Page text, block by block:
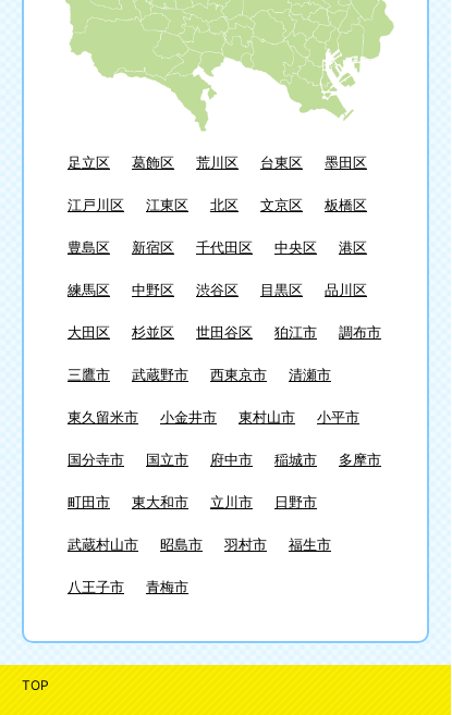
足立区 葛飾区 荒川区 台東区 墨田区
江戸川区 江東区 北区 文京区 板橋区
豊島区 新宿区 千代田区 中央区 港区
練馬区 中野区 渋谷区 目黒区 品川区
大田区 杉並区 世田谷区 狛江市 調布市
三鷹市 武蔵野市 西東京市 清瀬市
東久留米市 小金井市 東村山市 小平市
国分寺市 国立市 府中市 稲城市 多摩市
町田市 東大和市 立川市 日野市
武蔵村山市 昭島市 羽村市 福生市
八王子市 青梅市
TOP